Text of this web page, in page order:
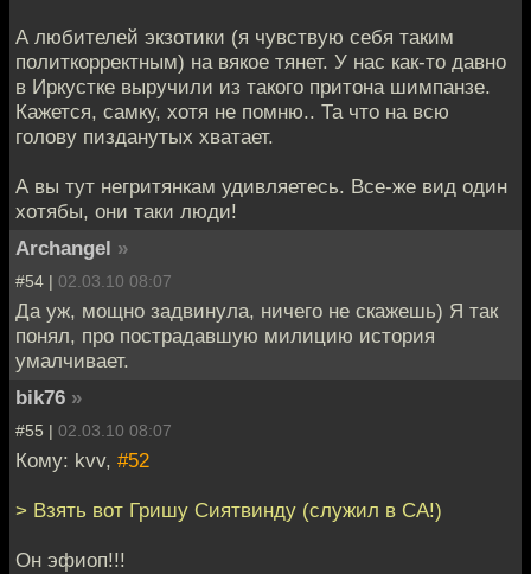
А любителей экзотики (я чувствую себя таким
политкорректным) на вякое тянет. У нас как-то давно
в Иркустке выручили из такого притона шимпанзе.
Кажется, самку, хотя не помню.. Та что на всю
голову пизданутых хватает.
А вы тут негритянкам удивляетесь. Все-же вид один
хотябы, они таки люди!
Archangel »
#54 | 02.03.10 08:07
Да уж, мощно задвинула, ничего не скажешь) Я так
понял, про пострадавшую милицию история
умалчивает.
bik76 »
#55 | 02.03.10 08:07
Кому: kvv, #52
> Взять вот Гришу Сиятвинду (служил в СА!)
Он эфиоп!!!